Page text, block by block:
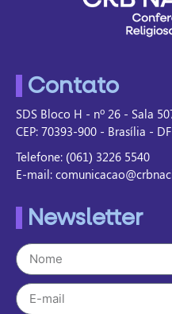
Contato
SDS Bloco H - nº 26 - Sala
CEP: 70393-900 - Brasília -
Telefone: (061) 3226 5540
E-mail:
Newsletter